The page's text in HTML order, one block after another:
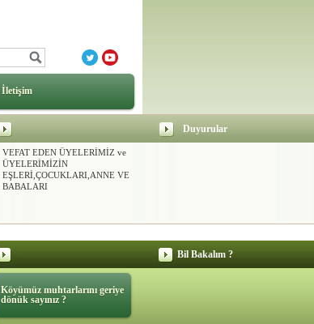
İletişim
Duyurular
DERNEĞİMİZ
KURULDUĞUNDAN BU GÜNE
VEFAT EDEN ÜYELERİMİZ ve
ÜYELERİMİZİN
EŞLERİ,ÇOCUKLARI,ANNE VE
BABALARI
Bil Bakalım ?
Köyümüz muhtarlarını geriye
dönük sayınız ?